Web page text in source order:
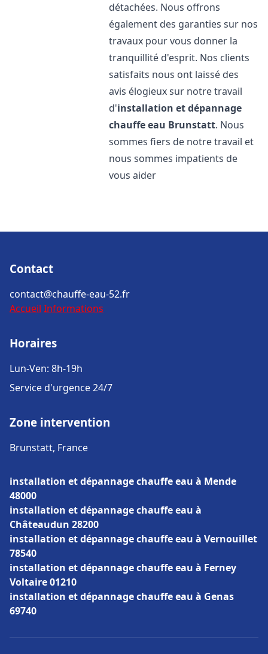
détachées. Nous offrons
également des garanties sur nos
travaux pour vous donner la
tranquillité d'esprit. Nos clients
satisfaits nous ont laissé des
avis élogieux sur notre travail
d'installation et dépannage
chauffe eau Brunstatt. Nous
sommes fiers de notre travail et
nous sommes impatients de
vous aider
Contact
contact@chauffe-eau-52.fr
Accueil Informations
Horaires
Lun-Ven: 8h-19h
Service d'urgence 24/7
Zone intervention
Brunstatt, France
installation et dépannage chauffe eau à Mende
48000
installation et dépannage chauffe eau à
Châteaudun 28200
installation et dépannage chauffe eau à Vernouillet
78540
installation et dépannage chauffe eau à Ferney
Voltaire 01210
installation et dépannage chauffe eau à Genas
69740